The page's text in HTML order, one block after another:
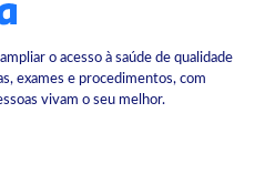
o acesso à saúde de qualidade
exames e procedimentos, com
vivam o seu melhor.